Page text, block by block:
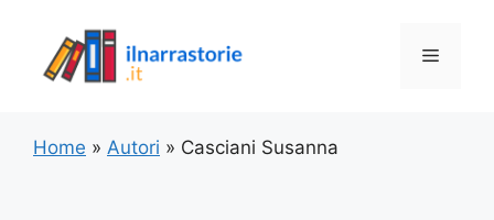
contenuto
Menu
Home » Autori » Casciani Susanna